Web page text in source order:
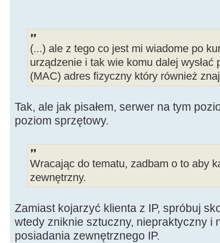
(...) ale z tego co jest mi wiadome po
urządzenie i tak wie komu dalej
(MAC) adres fizyczny który również
Tak, ale jak pisałem, serwer na tym
poziom sprzętowy.
Wracając do tematu, zadbam o to aby
zewnętrzny.
Zamiast kojarzyć klienta z IP, spróbuj
wtedy zniknie sztuczny, niepraktyczny i
posiadania zewnętrznego IP.